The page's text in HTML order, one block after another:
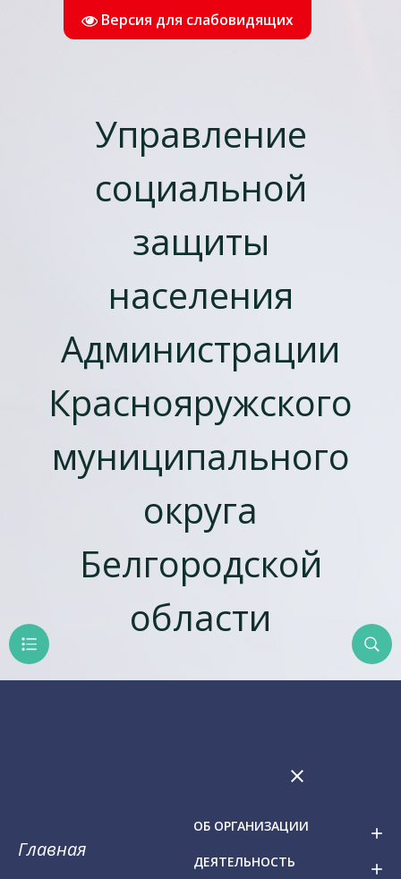
Версия для слабовидящих
Управление
социальной
защиты
населения
Администрации
Краснояружского
муниципального
округа
Белгородской
области
Главная
ОБ ОРГАНИЗАЦИИ add
ДЕЯТЕЛЬНОСТЬ add
close